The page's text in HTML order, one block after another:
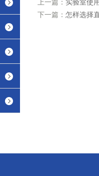
上一篇： 实验室使
下一篇： 怎样选择